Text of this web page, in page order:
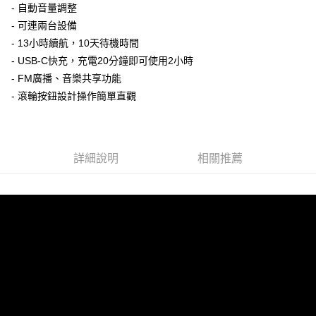
- 自動音量調整
- 可連兩台設備
- 13小時續航，10天待機時間
- USB-C快充，充電20分鐘即可使用2小時
- FM廣播、音樂共享功能
- 滾輪按鈕設計操作簡單直觀
詳細說明 相關推薦